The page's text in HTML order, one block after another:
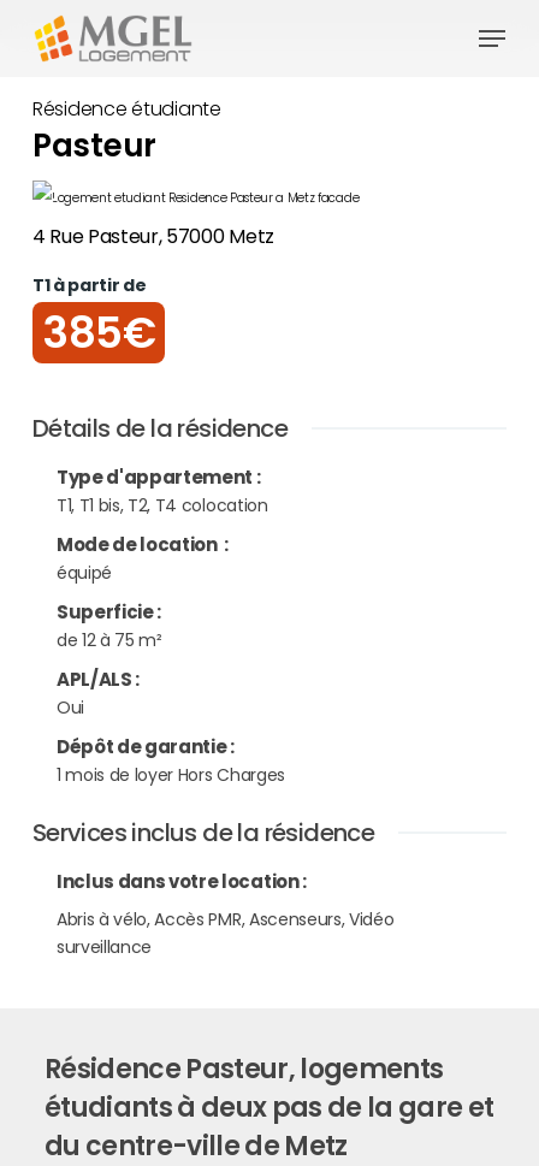
content
Menu
Résidence étudiante
Pasteur
4 Rue Pasteur, 57000 Metz
385€
T1 à partir de
Détails de la résidence
Type d'appartement :
T1, T1 bis, T2, T4 colocation
Mode de location :
équipé
Superficie:
de 12 à 75 m²
APL/ALS:
Oui
Dépôt de garantie:
1 mois de loyer Hors Charges
Services inclus de la résidence
Inclus dans votre location :
Abris à vélo, Accès PMR, Ascenseurs, Vidéo
surveillance
Résidence Pasteur, logements
étudiants à deux pas de la gare et
du centre-ville de Metz